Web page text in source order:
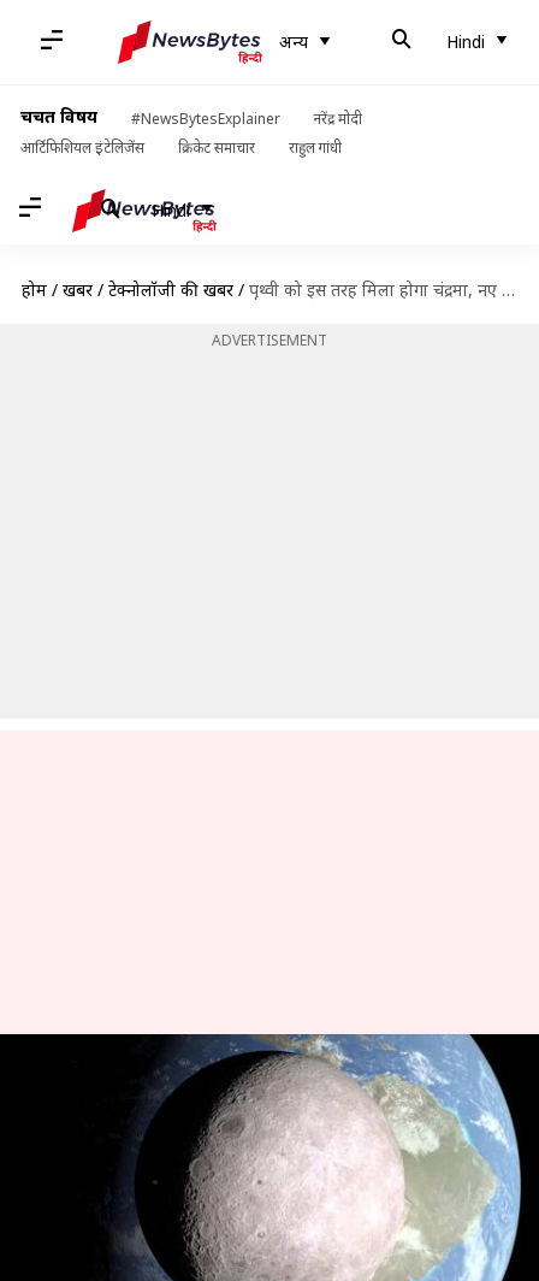
अन्य Hindi
चर्चित विषय #NewsBytesExplainer
नरेंद्र मोदी
आर्टिफिशियल इंटेलिजेंस
क्रिकेट समाचार राहुल गांधी
Hindi
होम / खबरें / टेक्नोलॉजी की खबरें / पृथ्वी को इस तरह मिला होगा चंद्रमा, नए अध्ययन ने पुराने सिद्धांत को दी चुनौती
ADVERTISEMENT
पृथ्वी को इस तरह मिला होगा चंद्रमा,
नए अध्ययन ने पुराने सिद्धांत को दी
Oct 03, 2024 10:25 am